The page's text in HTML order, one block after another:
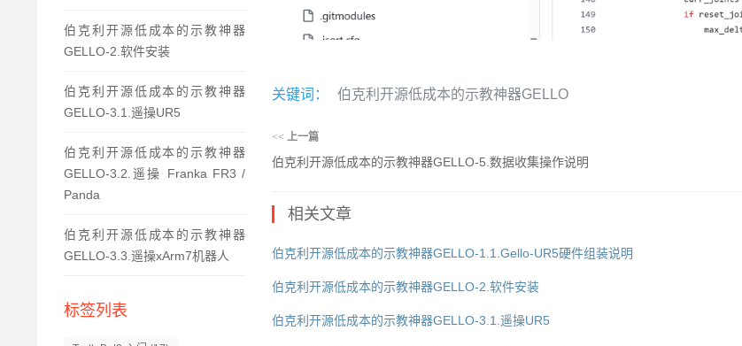
伯克利开源低成本的示教神器
GELLO-2.软件安装
伯克利开源低成本的示教神器
GELLO-3.1.遥操UR5
伯克利开源低成本的示教神器
GELLO-3.2.遥操 Franka FR3 /
Panda
伯克利开源低成本的示教神器
GELLO-3.3.遥操xArm7机器人
标签列表
关键词： 伯克利开源低成本的示教神器GELLO
<< 上一篇
伯克利开源低成本的示教神器GELLO-5.数据收集操作说明
相关文章
伯克利开源低成本的示教神器GELLO-1.1.Gello-UR5硬件组装说明
伯克利开源低成本的示教神器GELLO-2.软件安装
伯克利开源低成本的示教神器GELLO-3.1.遥操UR5